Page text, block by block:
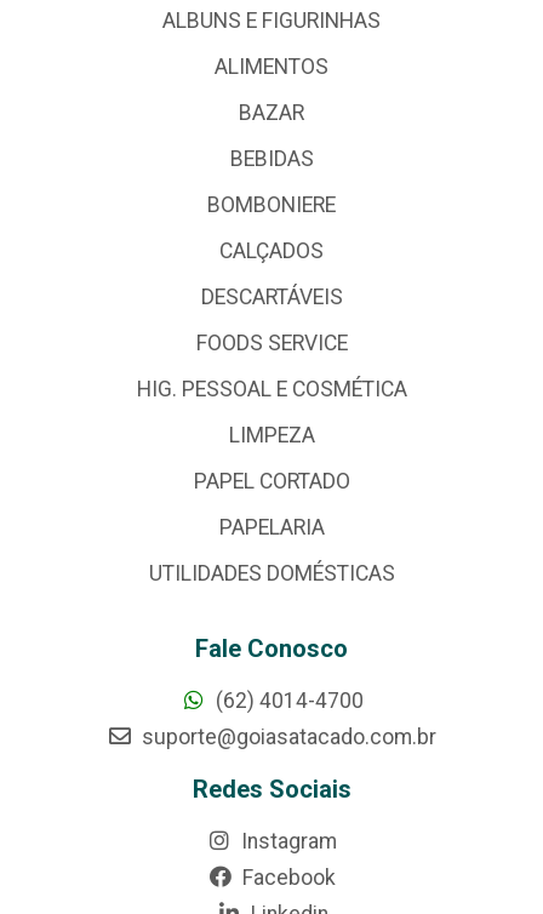
ALBUNS E FIGURINHAS
ALIMENTOS
BAZAR
BEBIDAS
BOMBONIERE
CALÇADOS
DESCARTÁVEIS
FOODS SERVICE
HIG. PESSOAL E COSMÉTICA
LIMPEZA
PAPEL CORTADO
PAPELARIA
UTILIDADES DOMÉSTICAS
Fale Conosco
(62) 4014-4700
suporte@goiasatacado.com.br
Redes Sociais
Instagram
Facebook